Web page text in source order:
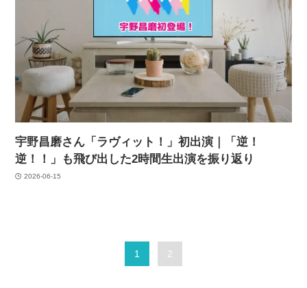
宇野昌磨さん「ラヴィット！」初出演｜「逆！
逆！！」も飛び出した2時間生出演を振り返り
2026-06-15
1 2